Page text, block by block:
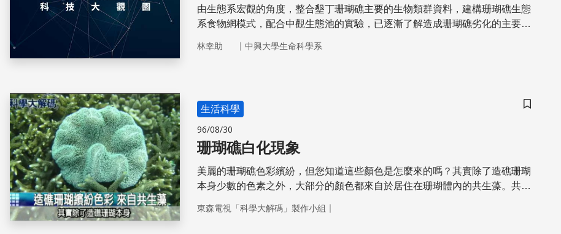
由生態系宏觀的角度，整合墾丁珊瑚礁主要的生物類群資料，建構珊瑚礁生態
系食物網模式，配合中觀生態池的實驗，已逐漸了解造成珊瑚礁劣化的主要原
林幸助 ｜ 中興大學生命科學系
儲存書籤
生活科學
96/08/30
珊瑚礁白化現象
美麗的珊瑚礁色彩繽紛，但您知道這些顏色是怎麼來的嗎？其實除了造礁珊瑚
本身少數的色素之外，大部分的顏色都來自於居住在珊瑚體內的共生藻。共生
這個共生藻，它們都住在珊瑚的細胞裡面。這是一個非常有趣的生命現象，一
東森電視「科學大解碼」製作小組 ｜